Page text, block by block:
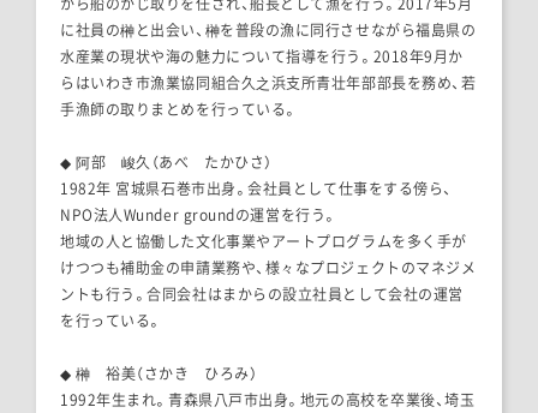
に社員の榊と出会い、榊を普段の漁に同行させながら福島県の
水産業の現状や海の魅力について指導を行う。2018年9月か
らはいわき市漁業協同組合久之浜支所青壮年部部長を務め、若
手漁師の取りまとめを行っている。
◆ 阿部 峻久（あべ たかひさ）
1982年 宮城県石巻市出身。会社員として仕事をする傍ら、
NPO法人Wunder groundの運営を行う。
地域の人と協働した文化事業やアートプログラムを多く手が
けつつも補助金の申請業務や、様々なプロジェクトのマネジメ
ントも行う。合同会社はまからの設立社員として会社の運営
を行っている。
◆ 榊 裕美（さかき ひろみ）
1992年生まれ。青森県八戸市出身。地元の高校を卒業後、埼玉